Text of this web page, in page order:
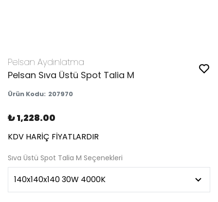
Pelsan Aydınlatma
Pelsan Sıva Üstü Spot Talia M
Ürün Kodu: 207970
₺ 1,228.00
KDV HARİÇ FİYATLARDIR
Sıva Üstü Spot Talia M Seçenekleri